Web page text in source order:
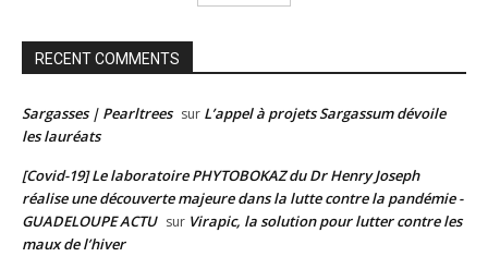
RECENT COMMENTS
Sargasses | Pearltrees sur L’appel à projets Sargassum dévoile
les lauréats
[Covid-19] Le laboratoire PHYTOBOKAZ du Dr Henry Joseph
réalise une découverte majeure dans la lutte contre la pandémie -
GUADELOUPE ACTU sur Virapic, la solution pour lutter contre les
maux de l’hiver